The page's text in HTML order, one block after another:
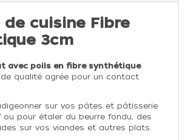
de cuisine Fibre
3cm
avec poils en fibre synthétique
qualité agrée pour un contact
sur vos pâtes et pâtisserie
pour étaler du beurre fondu, des
sur vos viandes et autres plats.